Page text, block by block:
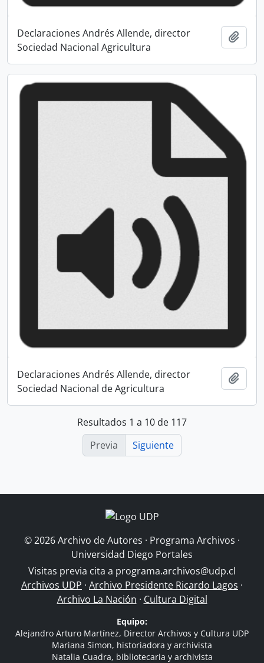
Declaraciones Andrés Allende, director
Sociedad Nacional Agricultura
Declaraciones Andrés Allende, director
Sociedad Nacional de Agricultura
Resultados 1 a 10 de 117
Previa
Siguiente
© 2026 Archivo de Autores · Programa Archivos ·
Universidad Diego Portales
Visitas previa cita a programa.archivos@udp.cl
Archivos UDP · Archivo Presidente Ricardo Lagos ·
Archivo La Nación · Cultura Digital
Equipo:
Alejandro Arturo Martínez, Director Archivos y Cultura UDP
Mariana Simon, historiadora y archivista
Natalia Cuadra, bibliotecaria y archivista